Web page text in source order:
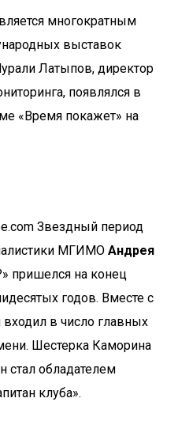
многократным
выставок
Латыпов, директор
появлялся в
«Время покажет» на
Звездный период
МГИМО Андрея
пришелся на конец
годов. Вместе с
в число главных
Шестерка Каморина
стал обладателем
клуба».